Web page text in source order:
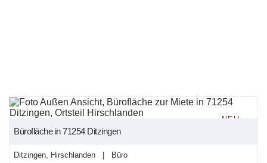
NEU
Bürofläche in 71254 Ditzingen
Ditzingen, Hirschlanden | Büro